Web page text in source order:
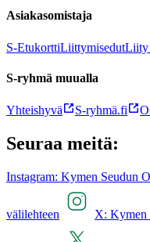
Asiakasomistaja
S-EtukorttiLiittymisedutLiity
S-ryhmä muualla
Yhteishyvä S-ryhmä.fi
Seuraa meitä:
Instagram: Kymen Seudun
välilehteen X: Kymen